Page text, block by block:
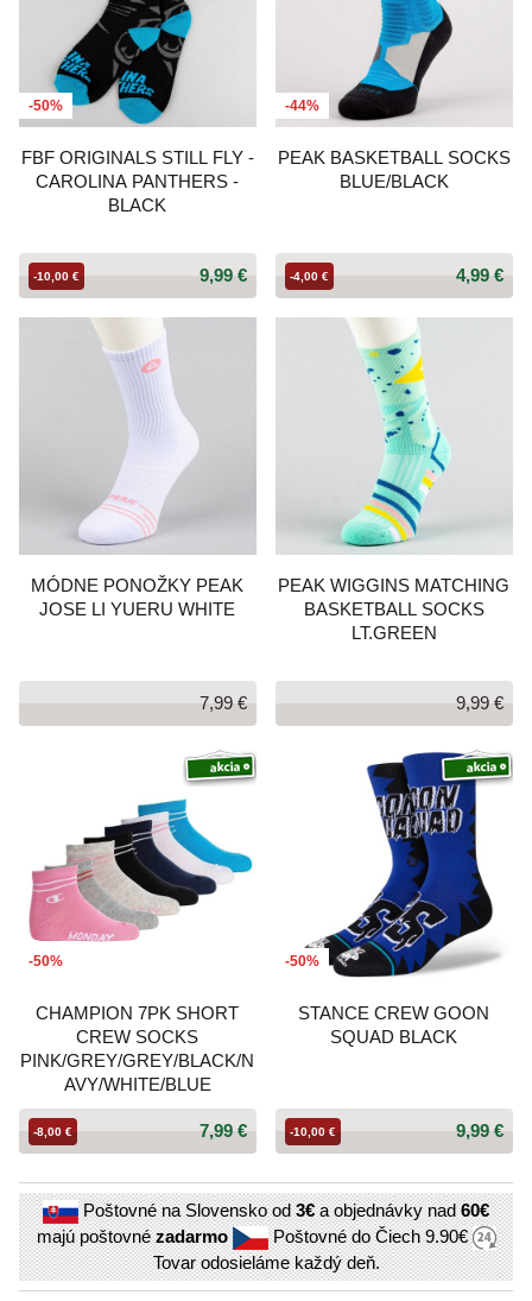
-50%
FBF ORIGINALS STILL FLY -
CAROLINA PANTHERS -
BLACK
9,99 €
-10,00 €
-44%
PEAK BASKETBALL SOCKS
BLUE/BLACK
4,99 €
-4,00 €
MÓDNE PONOŽKY PEAK
JOSE LI YUERU WHITE
7,99 €
PEAK WIGGINS MATCHING
BASKETBALL SOCKS
LT.GREEN
9,99 €
-50%
CHAMPION 7PK SHORT
CREW SOCKS
PINK/GREY/GREY/BLACK/N
AVY/WHITE/BLUE
7,99 €
-8,00 €
-50%
STANCE CREW GOON
SQUAD BLACK
9,99 €
-10,00 €
Poštovné na Slovensko od3€a objednávky nad60€
majú poštovnézadarmo Poštovné do Čiech9.90€
Tovar odosieláme každý deň.